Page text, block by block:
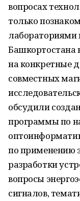
вопросах
только
Башкортостана
на конкретные
совместных
обсудили
программы по
по применению
разработки
вопросы
сигналов,